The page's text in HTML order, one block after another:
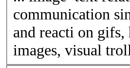
communication
and reacti on gifs,
images, visual